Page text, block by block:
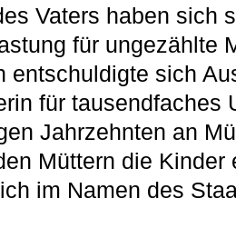
Vaters haben sich
für ungezählte
entschuldigte sich
für tausendfaches
Jahrzehnten an
Müttern die
im Namen des